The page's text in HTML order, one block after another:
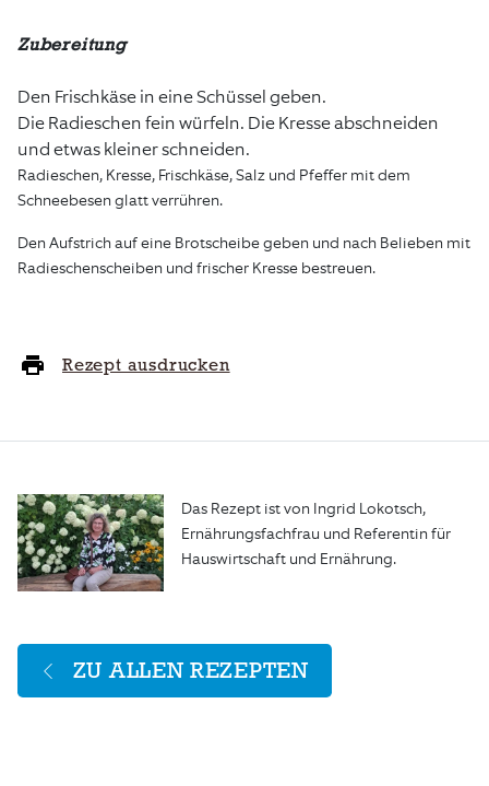
Zubereitung
Den Frischkäse in eine Schüssel geben.
Die Radieschen fein würfeln. Die Kresse abschneiden
und etwas kleiner schneiden.
Radieschen, Kresse, Frischkäse, Salz und Pfeffer mit dem
Schneebesen glatt verrühren.
Den Aufstrich auf eine Brotscheibe geben und nach Belieben mit
Radieschenscheiben und frischer Kresse bestreuen.
Rezept ausdrucken
Das Rezept ist von Ingrid Lokotsch,
Ernährungsfachfrau und Referentin für
Hauswirtschaft und Ernährung.
ZU ALLEN REZEPTEN